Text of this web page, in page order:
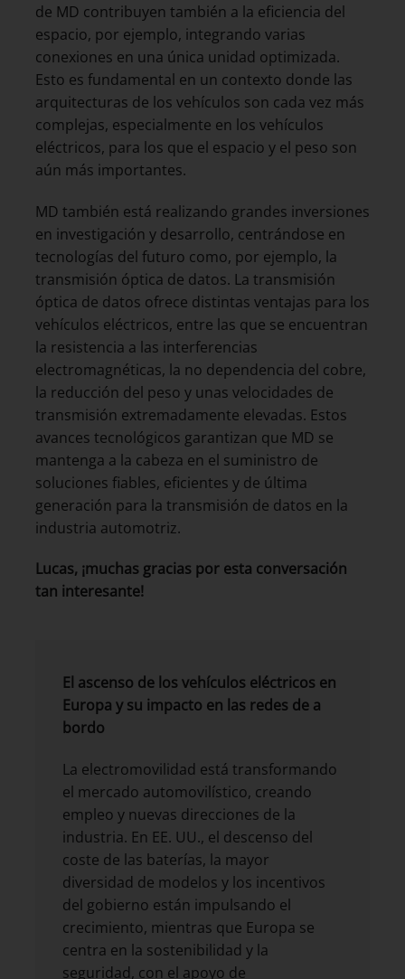
de MD contribuyen también a la eficiencia del
espacio, por ejemplo, integrando varias
conexiones en una única unidad optimizada.
Esto es fundamental en un contexto donde las
arquitecturas de los vehículos son cada vez más
complejas, especialmente en los vehículos
eléctricos, para los que el espacio y el peso son
aún más importantes.
MD también está realizando grandes inversiones
en investigación y desarrollo, centrándose en
tecnologías del futuro como, por ejemplo, la
transmisión óptica de datos. La transmisión
óptica de datos ofrece distintas ventajas para los
vehículos eléctricos, entre las que se encuentran
la resistencia a las interferencias
electromagnéticas, la no dependencia del cobre,
la reducción del peso y unas velocidades de
transmisión extremadamente elevadas. Estos
avances tecnológicos garantizan que MD se
mantenga a la cabeza en el suministro de
soluciones fiables, eficientes y de última
generación para la transmisión de datos en la
industria automotriz.
Lucas, ¡muchas gracias por esta conversación
tan interesante!
El ascenso de los vehículos eléctricos en
Europa y su impacto en las redes de a
bordo
La electromovilidad está transformando
el mercado automovilístico, creando
empleo y nuevas direcciones de la
industria. En EE. UU., el descenso del
coste de las baterías, la mayor
diversidad de modelos y los incentivos
del gobierno están impulsando el
crecimiento, mientras que Europa se
centra en la sostenibilidad y la
seguridad, con el apoyo de